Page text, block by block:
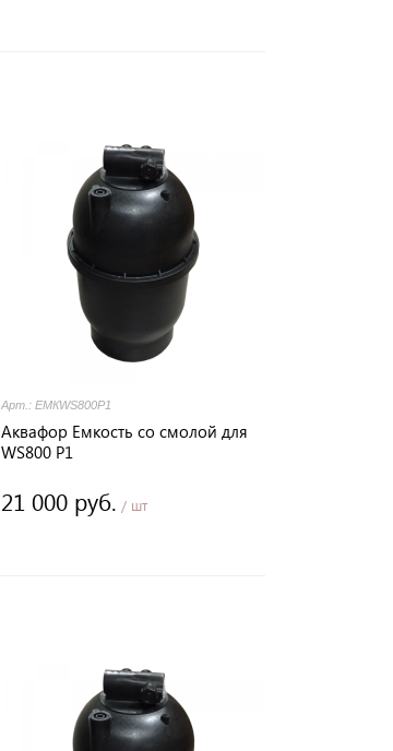
Арт.: ЕМКWS800P1
Аквафор Емкость со смолой для
WS800 P1
21 000 руб. / шт